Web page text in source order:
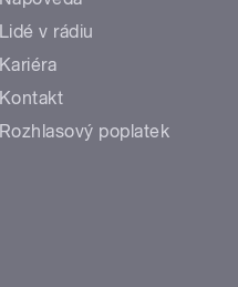
Lidé v rádiu
Kariéra
Kontakt
Rozhlasový poplatek